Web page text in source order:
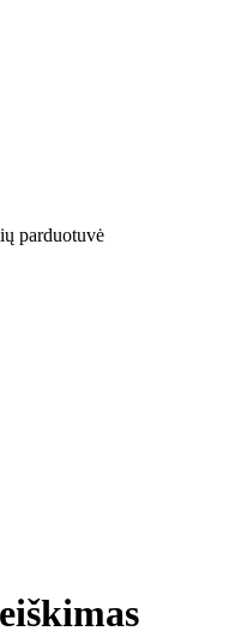
parduotuvė